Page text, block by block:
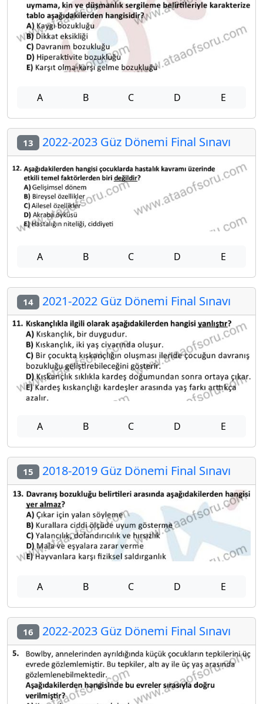
A B C D E
13 2022-2023 Güz Dönemi Final Sınavı
A B C D E
14 2021-2022 Güz Dönemi Final Sınavı
A B C D E
15 2018-2019 Güz Dönemi Final Sınavı
A B C D E
16 2022-2023 Güz Dönemi Final Sınavı